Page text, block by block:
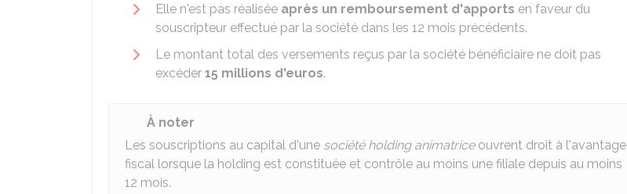
Elle n'est pas réalisée après un remboursement d'apports en faveur du
souscripteur effectué par la société dans les 12 mois précédents.
Le montant total des versements reçus par la société bénéficiaire ne doit pas
excéder 15 millions d'euros.
À noter
Les souscriptions au capital d'une société holding animatriceouvrent droit à l'avantage
fiscal lorsque la holding est constituée et contrôle au moins une filiale depuis au moins
12 mois.